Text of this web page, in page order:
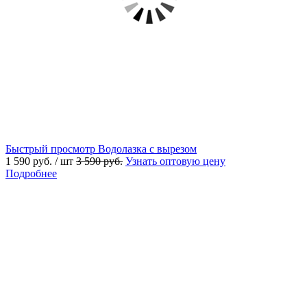
Быстрый просмотр Водолазка с вырезом
1 590 руб. / шт 3 590 руб. Узнать оптовую цену
Подробнее